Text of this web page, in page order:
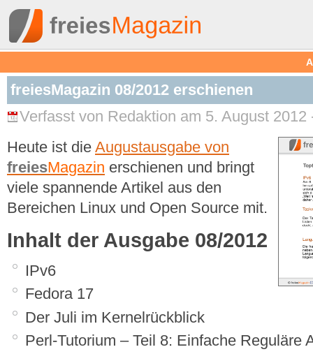
freiesMagazin 08/2012 erschienen
Verfasst von Redaktion am 5. August 2012
Heute ist die Augustausgabe von
freiesMagazin erschienen und bringt
viele spannende Artikel aus den
Bereichen Linux und Open Source mit.
Inhalt der Ausgabe 08/2012
IPv6
Fedora 17
Der Juli im Kernelrückblick
Perl-Tutorium – Teil 8: Einfache Reguläre